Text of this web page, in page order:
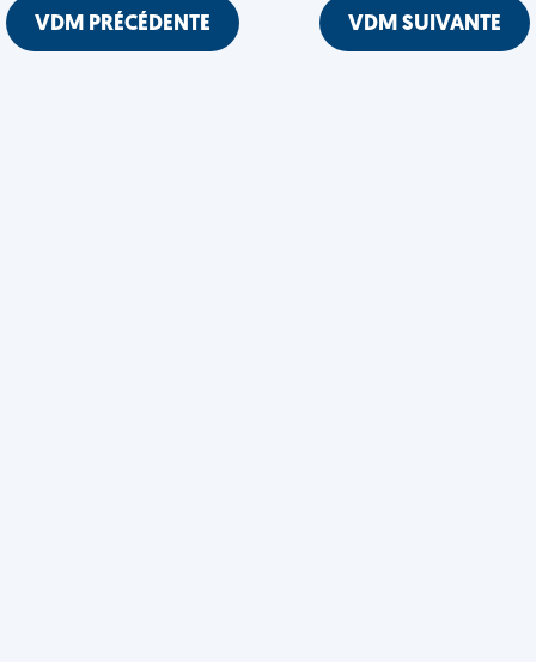
VDM PRÉCÉDENTE VDM SUIVANTE